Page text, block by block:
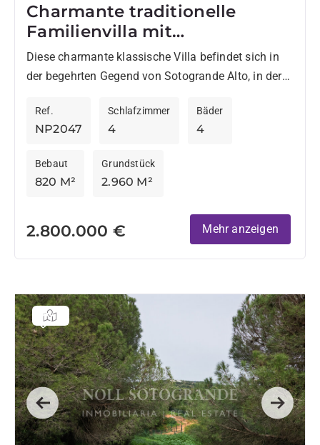
Charmante traditionelle
Familienvilla mit
spektakulärem
Panoramablick – Sotogrande
Diese charmante klassische Villa befindet sich in
der begehrten Gegend von Sotogrande Alto, in der
seinen...
NP2047
Ref.
4
Schlafzimmer
4
Bäder
820 M²
Bebaut
2.960 M²
Grundstück
2.800.000 € Mehr anzeigen
Previous Next